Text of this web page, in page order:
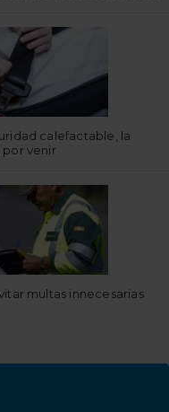
calefactable, la
por venir
multas innecesarias